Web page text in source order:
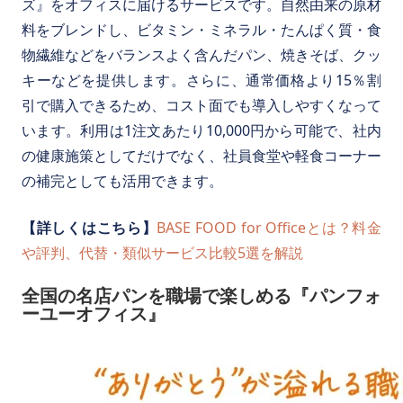
ズ』をオフィスに届けるサービスです。自然由来の原材
料をブレンドし、ビタミン・ミネラル・たんぱく質・食
物繊維などをバランスよく含んだパン、焼きそば、クッ
キーなどを提供します。さらに、通常価格より15％割
引で購入できるため、コスト面でも導入しやすくなって
います。利用は1注文あたり10,000円から可能で、社内
の健康施策としてだけでなく、社員食堂や軽食コーナー
の補完としても活用できます。
【詳しくはこちら】 BASE FOOD for Officeとは？料金
や評判、代替・類似サービス比較5選を解説
全国の名店パンを職場で楽しめる『パンフォ
ーユーオフィス』